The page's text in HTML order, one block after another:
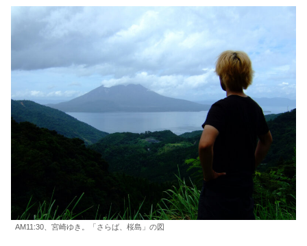
AM11:30、宮崎ゆき。「さらば、桜島」の図